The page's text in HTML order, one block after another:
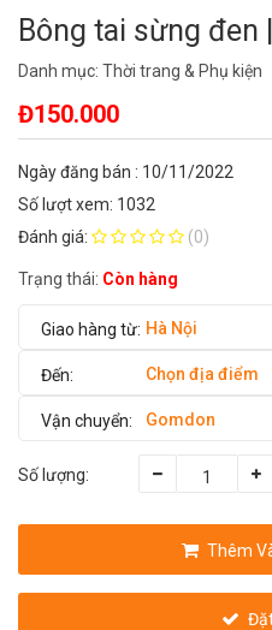
Bông tai sừng đen
Danh mục: Thời trang & Phụ kiện
Đ150.000
Ngày đăng bán : 10/11/2022
Số lượt xem: 1032
Đánh giá:
(0)
Trạng thái: Còn hàng
Hà Nội
Chọn địa điểm
Gomdon
Số lượng:
Thêm